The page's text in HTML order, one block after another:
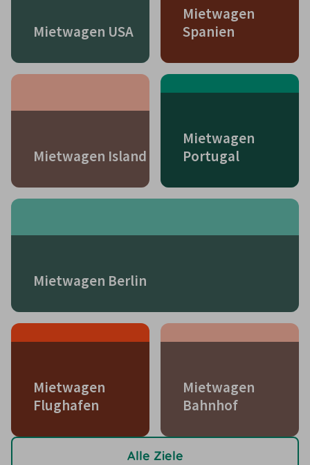
Mietwagen USA
Mietwagen
Spanien
Mietwagen Island
Mietwagen
Portugal
Mietwagen Berlin
Mietwagen
Flughafen
Mietwagen
Bahnhof
Alle Ziele